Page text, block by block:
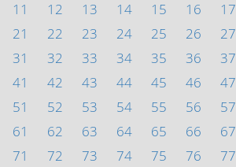
11
12 13 14 15 16 17
21
22 23 24 25 26 27
31
32 33 34 35 36 37
41
42 43 44 45 46 47
51
52 53 54 55 56 57
61
62 63 64 65 66 67
71
72 73 74 75 76 77